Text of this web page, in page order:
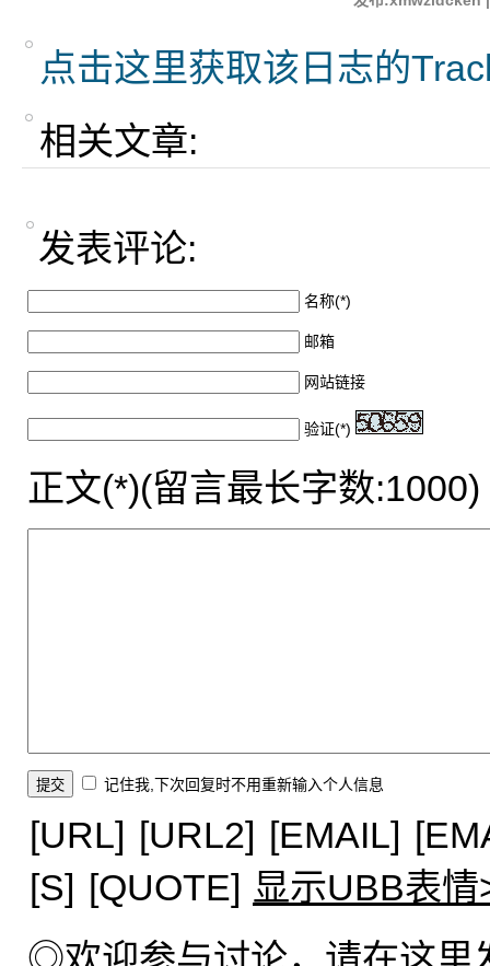
点击这里获取该日志的
相关文章:
发表评论:
名称(*)
邮箱
网站链接
验证(*)
正文(*)(留言最长字数:1000)
记住我,下次回复时不用重新输入个人信息
[URL] [URL2] [EMAIL]
[S] [QUOTE] 显示UBB表情